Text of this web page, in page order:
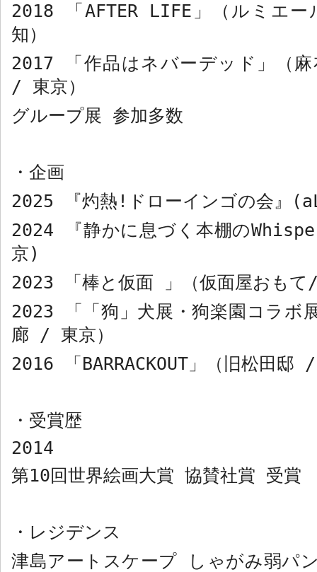
2018
「 AFTER LIFE 」（ルミエ
知）
2017
「作品はネバーデッド」（
/ 東京）
グループ展 参加多数
・ 企画
2025
『灼熱 ! ドローインゴの会』
2024
『静かに息づく本棚の
京)
2023
「棒と仮面 」（仮面屋おもて
2023
「「狗」犬展・狗楽園コラボ
廊 / 東京）
2016
「 BARRACKOUT 」（旧松田邸
・ 受賞歴
2014
第10回世界絵画大賞 協賛社賞 受賞
・ レジデンス
津島アートスケープ しゃがみ弱パ